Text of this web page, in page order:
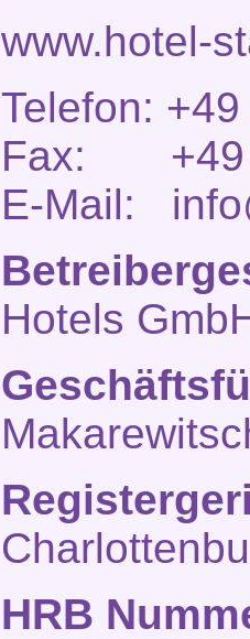
www.hotel-
Telefon:
Fax: +49
E-Mail:
Hotels
HRB